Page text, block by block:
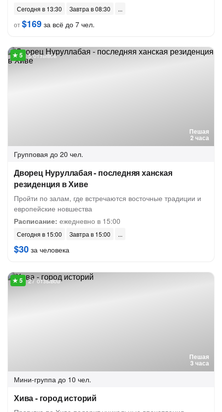
Сегодня в 13:30
Завтра в 08:30
от$169 за всё до 7 чел.
Пешая
2 часа
5 отзывов
Групповая до 20 чел.
Дворец Нуруллабая - последняя ханская
резиденция в Хиве
Пройти по залам, где встречаются восточные традиции и
европейские новшества
Расписание: ежедневно в 15:00
Сегодня в 15:00 Завтра в 15:00
$30 за человека
Пешая
3 часа
27 отзывов
Мини-группа до 10 чел.
Хива - город историй